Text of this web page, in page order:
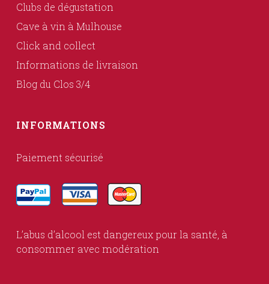
Clubs de dégustation
Cave à vin à Mulhouse
Click and collect
Informations de livraison
Blog du Clos 3/4
INFORMATIONS
Paiement sécurisé
L’abus d’alcool est dangereux pour la santé, à
consommer avec modération